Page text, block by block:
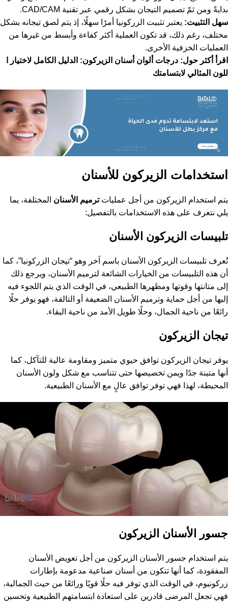
بدايةً ومن ثمّ تصميم التيجان بشكل رقمي عبر تقنية CAD/CAM.
سهل التثبيت: يعتبر تثبيت الزركونيا أمرًا سهلًا، إذ يتم لصق تيجانه بشكل
مختلف، رغم ذلك، قد تكون العملية أكثر كفاءة وأبسط من غيرها من
العمليات الخزفية الأخرى.
اقرأ أكثر حول: درجات ألوان أسنان الزيركون: الدليل الكامل لاختيار ا
للون المثالي لابتسامتك
استخدامات الزيركون للأسنان
يتم استخدام الزيركون من أجل عملياتترميم الأسنان المختلفة، يما
يلي نتعرف على هذه الاستخدامات بالتفصيل:
تلبيسات الزيركون الأسنان
تُعرف تلبيسات الزيركون الأسنان باسم آخر وهو “تيجان الزركونيا”، كما
أن هذه التلبيسات من الخيارات الشائعة لترميم الأسنان، ويرجع ذلك
إلى متانتها وقوتها ومظهرها الطبيعي، في الوقت الذي يتم اللجوء فيه
إليها من أجل حماية وترميم الأسنان الضعيفة أو التالفة، فهو يوفر حلًا
رائعًا من ناحية الجمال، وحلًا طويل الأمد من ناحية البقاء.
تيجان الزيركون
يوفر تيجان الزيركون توافق حيوي متميز ومقاومة عالية للتآكل، كما
أنها متينة جدًا ويمن تخصيصها حتى تتناسب مع شكل ولون الأسنان
المحيطة، لهذا فهي توفر توافق عالٍ مع الأسنان الطبيعية.
جسور الأسنان الزيركون
يتم استخدام جسور الأسنان الزيركون من أجل تعويض الأسنان
المفقودة، كما أنها تتكون من أسنان صناعية مدعومة بإطارات
زركونيوم، في الوقت الذي توفر فيه حلًا قويًا ورائعًا من حيث الجمالية،
فهي تجعل المرضى قادرين على استعادة ابتسامتهم الطبيعية وتحسين